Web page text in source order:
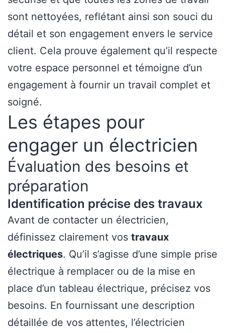
sont nettoyées, reflétant ainsi son souci du
détail et son engagement envers le service
client. Cela prouve également qu’il respecte
votre espace personnel et témoigne d’un
engagement à fournir un travail complet et
soigné.
Les étapes pour
engager un électricien
Évaluation des besoins et
préparation
Identification précise des travaux
Avant de contacter un électricien,
définissez clairement vos travaux
électriques. Qu’il s’agisse d’une simple prise
électrique à remplacer ou de la mise en
place d’un tableau électrique, précisez vos
besoins. En fournissant une description
détaillée de vos attentes, l’électricien